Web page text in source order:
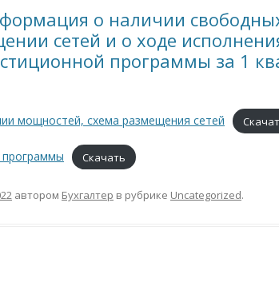
о наличии
сетей и о ходе
программы за 1
мощностей, схема размещения сетей
программы Скачать
автором Бухгалтер в рубрике Uncategorized.